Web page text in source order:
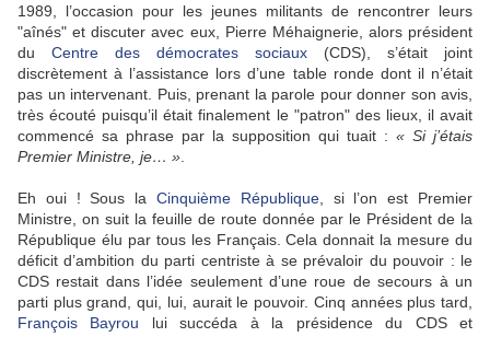
1989, l’occasion pour les jeunes militants de rencontrer leurs
"aînés" et discuter avec eux, Pierre Méhaignerie, alors président
du Centre des démocrates sociaux (CDS), s’était joint
discrètement à l’assistance lors d’une table ronde dont il n’était
pas un intervenant. Puis, prenant la parole pour donner son avis,
très écouté puisqu’il était finalement le "patron" des lieux, il avait
commencé sa phrase par la supposition qui tuait : « Si j’étais
Premier Ministre, je… »
Eh oui ! Sous la Cinquième République, si l’on est Premier
Ministre, on suit la feuille de route donnée par le Président de la
République élu par tous les Français. Cela donnait la mesure du
déficit d’ambition du parti centriste à se prévaloir du pouvoir : le
CDS restait dans l’idée seulement d’une roue de secours à un
parti plus grand, qui, lui, aurait le pouvoir. Cinq années plus tard,
François Bayrou lui succéda à la présidence du CDS et